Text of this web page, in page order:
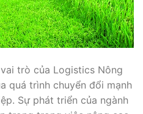
trò của Logistics Nông
quá trình chuyển đổi mạnh
Sự phát triển của ngành